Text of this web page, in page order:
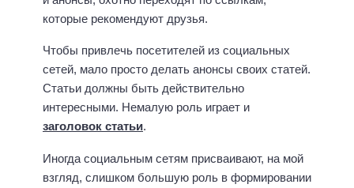
которые рекомендуют друзья.
Чтобы привлечь посетителей из социальных
сетей, мало просто делать анонсы своих статей.
Статьи должны быть действительно
интересными. Немалую роль играет и
заголовок статьи.
Иногда социальным сетям присваивают, на мой
взгляд, слишком большую роль в формировании